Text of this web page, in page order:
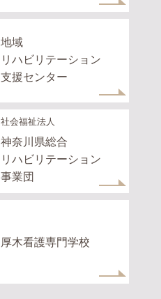
地域
リハビリテーション
支援センター
社会福祉法人
神奈川県総合
リハビリテーション
事業団
厚木看護専門学校